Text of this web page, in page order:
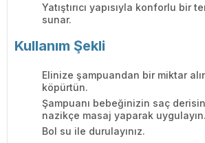
Yatıştırıcı yapısıyla konforlu bir
sunar.
Kullanım Şekli
Elinize şampuandan bir miktar
köpürtün.
Şampuanı bebeğinizin saç
nazikçe masaj yaparak uygulayın.
Bol su ile durulayınız.